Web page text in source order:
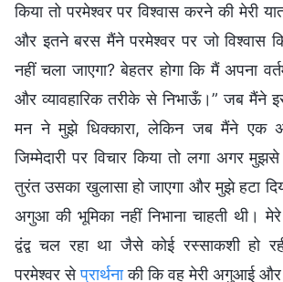
किया तो परमेश्वर पर विश्वास करने की मेरी
और इतने बरस मैंने परमेश्वर पर जो विश्वास
नहीं चला जाएगा? बेहतर होगा कि मैं अपना
और व्यावहारिक तरीके से निभाऊँ।” जब मैंने
मन ने मुझे धिक्कारा, लेकिन जब मैंने एक
जिम्मेदारी पर विचार किया तो लगा अगर
तुरंत उसका खुलासा हो जाएगा और मुझे हटा
अगुआ की भूमिका नहीं निभाना चाहती थी।
द्वंद्व चल रहा था जैसे कोई रस्साकशी हो
परमेश्वर सेप्रार्थनाकी कि वह मेरी अगुआई और